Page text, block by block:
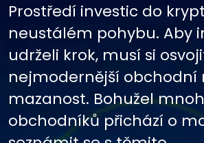
Prostředí investic do
neustálém pohybu. Aby
udrželi krok, musí si
nejmodernější obchodní
mazanost. Bohužel
obchodníků přichází o